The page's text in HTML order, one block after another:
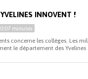
INNOVENT !
minutes
concerne les collèges. Les
le département des Yvelines